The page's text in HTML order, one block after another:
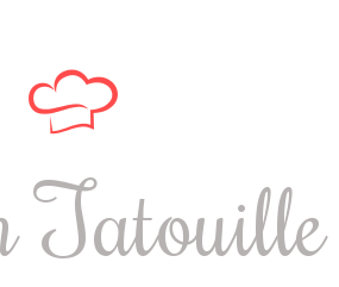
Tatouille